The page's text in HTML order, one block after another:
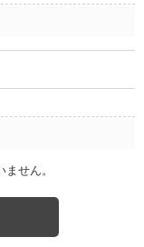
せん。